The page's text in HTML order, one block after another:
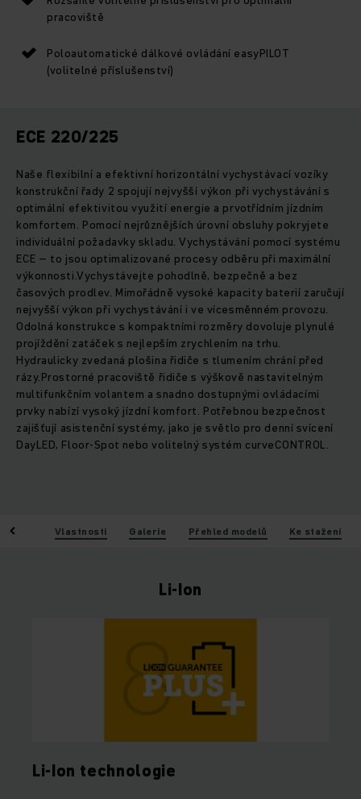
pracoviště
Poloautomatické dálkové ovládání easyPILOT
(volitelné příslušenství)
ECE 220/225
Naše flexibilní a efektivní horizontální vychystávací vozíky
konstrukční řady 2 spojují nejvyšší výkon při vychystávání s
optimální efektivitou využití energie a prvotřídním jízdním
komfortem. Pomocí nejrůznějších úrovní obsluhy pokryjete
individuální požadavky skladu. Vychystávání pomocí systému
ECE – to jsou optimalizované procesy odběru při maximální
výkonnosti.Vychystávejte pohodlně, bezpečně a bez
časových prodlev. Mimořádně vysoké kapacity baterií zaručují
nejvyšší výkon při vychystávání i ve vícesměnném provozu.
Odolná konstrukce s kompaktními rozměry dovoluje plynulé
projíždění zatáček s nejlepším zrychlením na trhu.
Hydraulicky zvedaná plošina řidiče s tlumením chrání před
rázy.Prostorné pracoviště řidiče s výškově nastavitelným
multifunkčním volantem a snadno dostupnými ovládacími
prvky nabízí vysoký jízdní komfort. Potřebnou bezpečnost
zajišťují asistenční systémy, jako je světlo pro denní svícení
DayLED, Floor-Spot nebo volitelný systém curveCONTROL.
Vlastnosti Galerie Přehled modelů Ke stažení
Li-Ion
Li-Ion technologie